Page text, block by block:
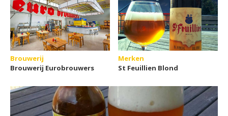
Brouwerij
Brouwerij Eurobrouwers
Merken
St Feuillien Blond